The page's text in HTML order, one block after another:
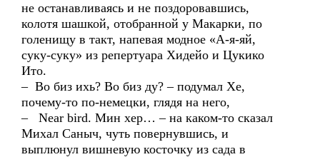
не останавливаясь и не поздоровавшись,
колотя шашкой, отобранной у Макарки, по
голенищу в такт, напевая модное «А-я-яй,
суку-суку» из репертуара Хидейо и Цукико
Ито.
– Во биз ихь? Во биз ду? – подумал Хе,
почему-то по-немецки, глядя на него,
– Near bird. Мин хер… – на каком-то сказал
Михал Саныч, чуть повернувшись, и
выплюнул вишневую косточку из сада в